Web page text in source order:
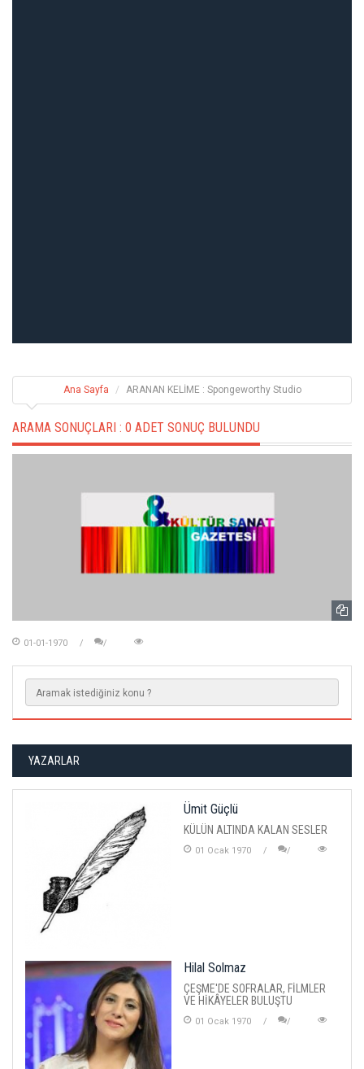
Ana Sayfa ARANAN KELİME : Spongeworthy Studio
ARAMA SONUÇLARI : 0 ADET SONUÇ BULUNDU
01-01-1970
YAZARLAR
Ümit Güçlü
KÜLÜN ALTINDA KALAN SESLER
01 Ocak 1970
Hilal Solmaz
ÇEŞME'DE SOFRALAR, FİLMLER
VE HİKÂYELER BULUŞTU
01 Ocak 1970